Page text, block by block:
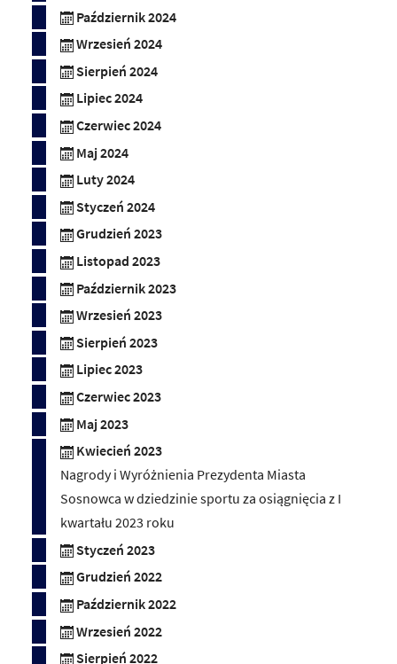
Październik 2024
Wrzesień 2024
Sierpień 2024
Lipiec 2024
Czerwiec 2024
Maj 2024
Luty 2024
Styczeń 2024
Grudzień 2023
Listopad 2023
Październik 2023
Wrzesień 2023
Sierpień 2023
Lipiec 2023
Czerwiec 2023
Maj 2023
Kwiecień 2023
Nagrody i Wyróżnienia Prezydenta Miasta
Sosnowca w dziedzinie sportu za osiągnięcia z I
kwartału 2023 roku
Styczeń 2023
Grudzień 2022
Październik 2022
Wrzesień 2022
Sierpień 2022